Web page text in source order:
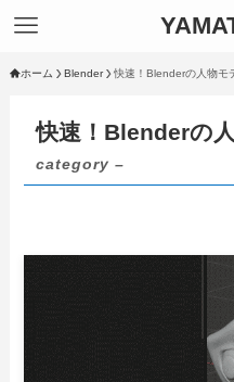
ホーム Blender 快速！Blenderの人物モ
快速！Blenderの
category –